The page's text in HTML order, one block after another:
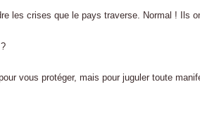
les crises que le pays traverse. Normal ! Ils
vous protéger, mais pour juguler toute